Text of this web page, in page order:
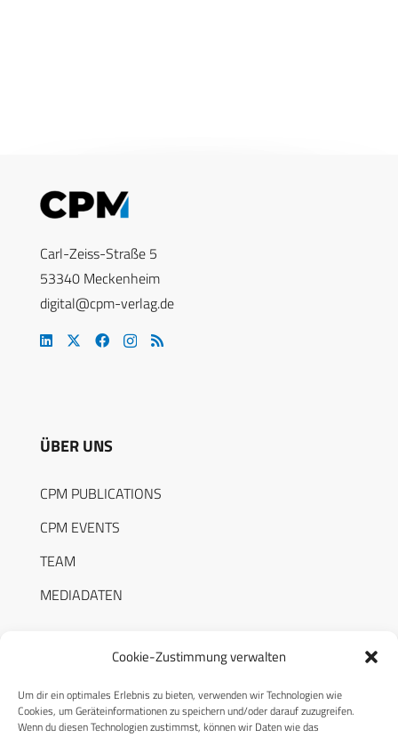
Cookie-Zustimmung verwalten
Um dir ein optimales Erlebnis zu bieten, verwenden wir Technologien wie
Cookies, um Geräteinformationen zu speichern und/oder darauf zuzugreifen.
Wenn du diesen Technologien zustimmst, können wir Daten wie das
Carl-Zeiss-Straße 5
53340 Meckenheim
digital@cpm-verlag.de
ÜBER UNS
CPM PUBLICATIONS
CPM EVENTS
TEAM
MEDIADATEN
RECHTLICHES